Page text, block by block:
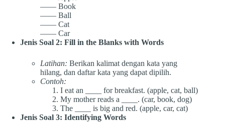
—— Book
—— Ball
—— Cat
—— Car
Jenis Soal 2: Fill in the Blanks with Words
Latihan: Berikan kalimat dengan kata yang
hilang, dan daftar kata yang dapat dipilih.
Contoh:
I eat an ____ for breakfast. (apple, cat, ball)
My mother reads a ____. (car, book, dog)
The ____ is big and red. (apple, car, cat)
Jenis Soal 3: Identifying Words